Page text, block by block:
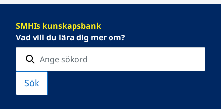
SMHIs kunskapsbank
Vad vill du lära dig mer om?